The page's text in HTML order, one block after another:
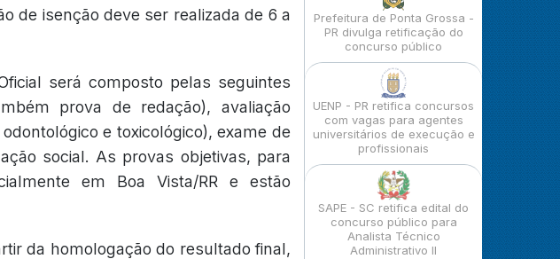
de isenção deve ser realizada de 6 a
será composto pelas seguintes
prova de redação), avaliação
e toxicológico), exame de
social. As provas objetivas, para
em Boa Vista/RR e estão
da homologação do resultado final,
Prefeitura de Ponta Grossa -
PR divulga retificação do
concurso público
UENP - PR retifica concursos
com vagas para agentes
universitários de execução e
profissionais
SAPE - SC retifica edital do
concurso público para
Analista Técnico
Administrativo II